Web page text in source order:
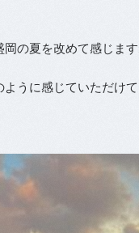
の夏を改めて感じま
うに感じていただけ